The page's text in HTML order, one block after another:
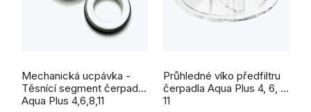
Mechanická ucpávka -
Těsnící segment čerpadla
Aqua Plus 4,6,8,11
Průhledné víko předfiltru
čerpadla Aqua Plus 4, 6, 8,
11